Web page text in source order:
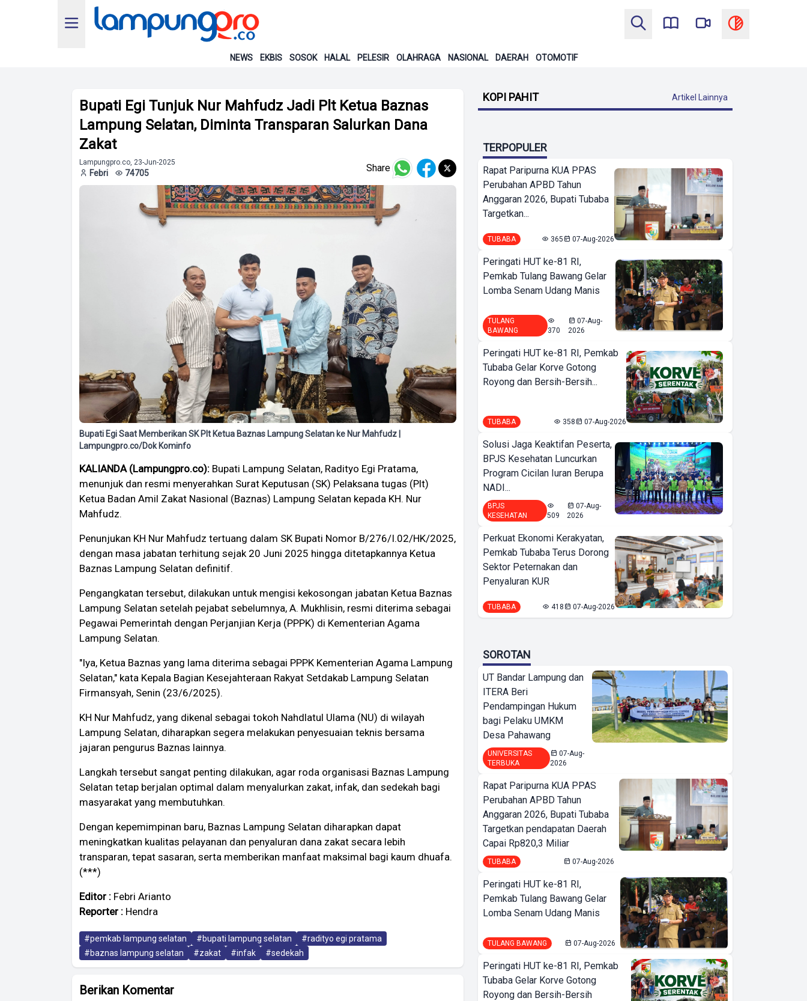
NEWS EKBIS SOSOK HALAL PELESIR OLAHRAGA NASIONAL DAERAH OTOMOTIF
Bupati Egi Tunjuk Nur Mahfudz Jadi Plt Ketua Baznas
Lampung Selatan, Diminta Transparan Salurkan Dana
Zakat
Lampungpro.co, 23-Jun-2025
Febri 74705 Share
Bupati Egi Saat Memberikan SK Plt Ketua Baznas Lampung Selatan ke Nur Mahfudz |
Lampungpro.co/Dok Kominfo
KALIANDA (Lampungpro.co): Bupati Lampung Selatan, Radityo Egi Pratama,
menunjuk dan resmi menyerahkan Surat Keputusan (SK) Pelaksana tugas (Plt)
Ketua Badan Amil Zakat Nasional (Baznas) Lampung Selatan kepada KH. Nur
Mahfudz.
Penunjukan KH Nur Mahfudz tertuang dalam SK Bupati Nomor B/276/I.02/HK/2025,
dengan masa jabatan terhitung sejak 20 Juni 2025 hingga ditetapkannya Ketua
Baznas Lampung Selatan definitif.
Pengangkatan tersebut, dilakukan untuk mengisi kekosongan jabatan Ketua Baznas
Lampung Selatan setelah pejabat sebelumnya, A. Mukhlisin, resmi diterima sebagai
Pegawai Pemerintah dengan Perjanjian Kerja (PPPK) di Kementerian Agama
Lampung Selatan.
"Iya, Ketua Baznas yang lama diterima sebagai PPPK Kementerian Agama Lampung
Selatan," kata Kepala Bagian Kesejahteraan Rakyat Setdakab Lampung Selatan
Firmansyah, Senin (23/6/2025).
KH Nur Mahfudz, yang dikenal sebagai tokoh Nahdlatul Ulama (NU) di wilayah
Lampung Selatan, diharapkan segera melakukan penyesuaian teknis bersama
jajaran pengurus Baznas lainnya.
Langkah tersebut sangat penting dilakukan, agar roda organisasi Baznas Lampung
Selatan tetap berjalan optimal dalam menyalurkan zakat, infak, dan sedekah bagi
masyarakat yang membutuhkan.
Dengan kepemimpinan baru, Baznas Lampung Selatan diharapkan dapat
meningkatkan kualitas pelayanan dan penyaluran dana zakat secara lebih
transparan, tepat sasaran, serta memberikan manfaat maksimal bagi kaum dhuafa.
(***)
Editor : Febri Arianto
Reporter : Hendra
#pemkab lampung selatan #bupati lampung selatan
#radityo egi pratama
#baznas lampung selatan
#zakat #infak #sedekah
Berikan Komentar
KOPI PAHIT Artikel Lainnya
TERPOPULER
Rapat Paripurna KUA PPAS
Perubahan APBD Tahun
Anggaran 2026, Bupati Tubaba
Targetkan...
TUBABA 365 07-Aug-2026
Peringati HUT ke-81 RI,
Pemkab Tulang Bawang Gelar
Lomba Senam Udang Manis
TULANG
BAWANG
370
07-Aug-
2026
Peringati HUT ke-81 RI, Pemkab
Tubaba Gelar Korve Gotong
Royong dan Bersih-Bersih...
TUBABA 358 07-Aug-2026
Solusi Jaga Keaktifan Peserta,
BPJS Kesehatan Luncurkan
Program Cicilan Iuran Berupa
NADI...
BPJS
KESEHATAN
509
07-Aug-
2026
Perkuat Ekonomi Kerakyatan,
Pemkab Tubaba Terus Dorong
Sektor Peternakan dan
Penyaluran KUR
TUBABA 418 07-Aug-2026
SOROTAN
UT Bandar Lampung dan
ITERA Beri
Pendampingan Hukum
bagi Pelaku UMKM
Desa Pahawang
UNIVERSITAS
TERBUKA
07-Aug-
2026
Rapat Paripurna KUA PPAS
Perubahan APBD Tahun
Anggaran 2026, Bupati Tubaba
Targetkan pendapatan Daerah
Capai Rp820,3 Miliar
TUBABA 07-Aug-2026
Peringati HUT ke-81 RI,
Pemkab Tulang Bawang Gelar
Lomba Senam Udang Manis
TULANG BAWANG 07-Aug-2026
Peringati HUT ke-81 RI, Pemkab
Tubaba Gelar Korve Gotong
Royong dan Bersih-Bersih